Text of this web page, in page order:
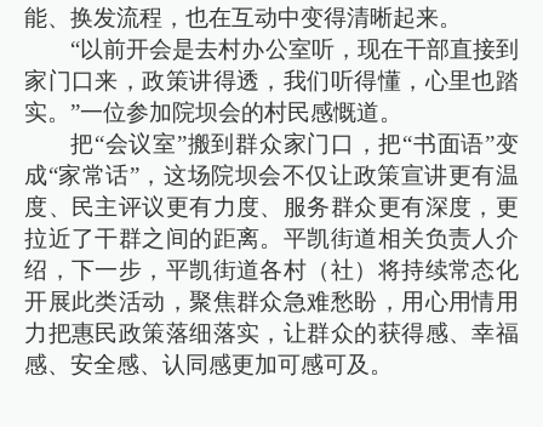
能、换发流程，也在互动中变得清晰起来。
“以前开会是去村办公室听，现在干部直接到
家门口来，政策讲得透，我们听得懂，心里也踏
实。”一位参加院坝会的村民感慨道。
把“会议室”搬到群众家门口，把“书面语”变
成“家常话”，这场院坝会不仅让政策宣讲更有温
度、民主评议更有力度、服务群众更有深度，更
拉近了干群之间的距离。平凯街道相关负责人介
绍，下一步，平凯街道各村（社）将持续常态化
开展此类活动，聚焦群众急难愁盼，用心用情用
力把惠民政策落细落实，让群众的获得感、幸福
感、安全感、认同感更加可感可及。